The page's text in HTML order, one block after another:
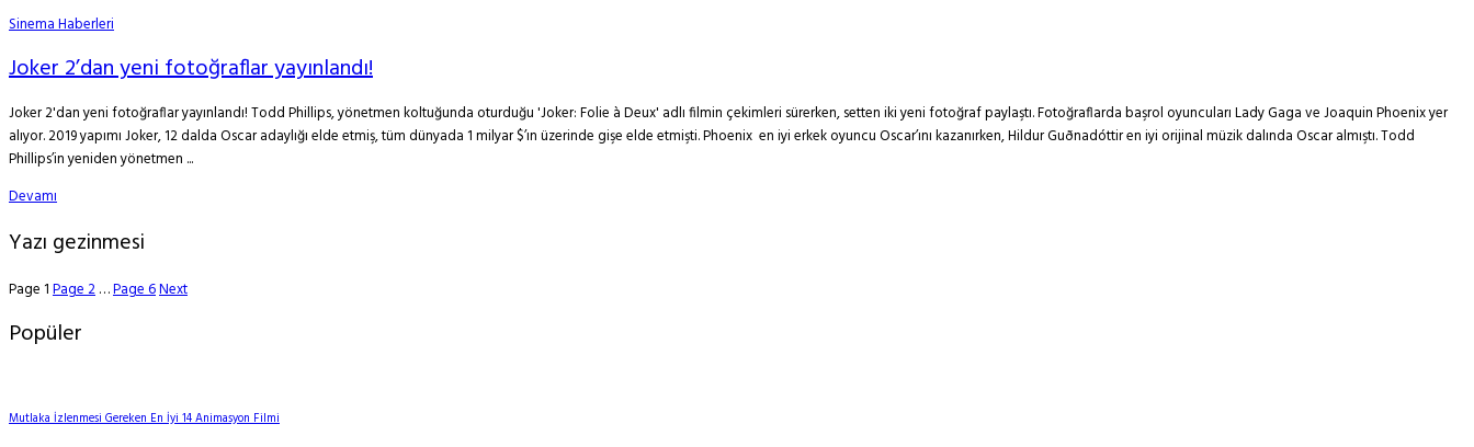
Sinema Haberleri
Joker 2’dan yeni fotoğraflar yayınlandı!
Joker 2'dan yeni fotoğraflar yayınlandı! Todd Phillips, yönetmen koltuğunda oturduğu 'Joker: Folie à Deux' adlı filmin çekimleri sürerken, setten iki yeni fotoğraf paylaştı. Fotoğraflarda başrol oyuncuları Lady Gaga ve Joaquin Phoenix yer
alıyor. 2019 yapımı Joker, 12 dalda Oscar adaylığı elde etmiş, tüm dünyada 1 milyar $’ın üzerinde gişe elde etmişti. Phoenix en iyi erkek oyuncu Oscar’ını kazanırken, Hildur Guðnadóttir en iyi orijinal müzik dalında Oscar almıştı. Todd
Phillips’in yeniden yönetmen ...
Devamı
Yazı gezinmesi
Page 1Page2…Page6Next
Popüler
Mutlaka İzlenmesi Gereken En İyi 14 Animasyon Filmi